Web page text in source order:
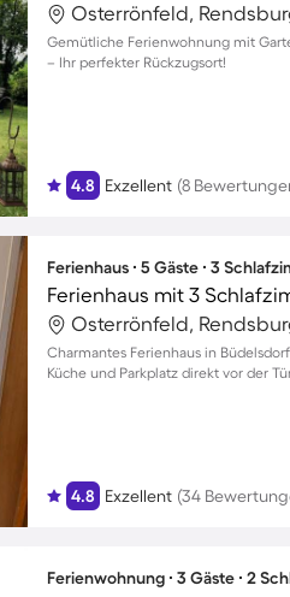
Gemütliche Ferienwohnung mit
– Ihr perfekter Rückzugsort!
4.8 Exzellent (8
Ferienhaus ∙ 5 Gäste ∙ 3
Ferienhaus mit 3
Charmantes Ferienhaus in
Küche und Parkplatz direkt vor der
4.8 Exzellent (34
Ferienwohnung ∙ 3 Gäste ∙ 2